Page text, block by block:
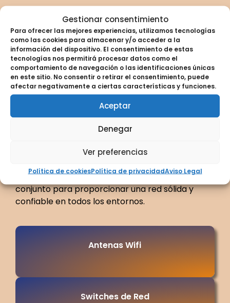
Gestionar consentimiento
Para ofrecer las mejores experiencias, utilizamos tecnologías
como las cookies para almacenar y/o acceder a la
información del dispositivo. El consentimiento de estas
tecnologías nos permitirá procesar datos como el
comportamiento de navegación o las identificaciones únicas
en este sitio. No consentir o retirar el consentimiento, puede
afectar negativamente a ciertas características y funciones.
Aceptar
Denegar
Ver preferencias
Política de cookiesPolítica de privacidadAviso Legal
Otros Servicios
Relacionados con los
dispositivos WIFI
Explora también nuestras soluciones
complementarias para mejorar la eficiencia de
Antenas Wifipara extender la
para una conectividad sólida, y
en sitios remotos. Estas soluciones funcionan en
conjunto para proporcionar una red sólida y
confiable en todos los entornos.
Antenas Wifi
Switches de Red